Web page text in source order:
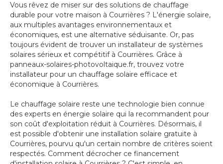
Vous rêvez de miser sur des solutions de chauffage
durable pour votre maison à Courrières ? L'énergie solaire,
aux multiples avantages environnementaux et
économiques, est une alternative séduisante. Or, pas
toujours évident de trouver un installateur de systèmes
solaires sérieux et compétitif à Courrières. Grâce à
panneaux-solaires-photovoltaique.fr, trouvez votre
installateur pour un chauffage solaire efficace et
économique à Courrières.
Le chauffage solaire reste une technologie bien connue
des experts en énergie solaire qui la recommandent pour
son coût d'exploitation réduit à Courrières. Désormais, il
est possible d'obtenir une installation solaire gratuite à
Courrières, pourvu qu'un certain nombre de critères soient
respectés. Comment décrocher ce financement